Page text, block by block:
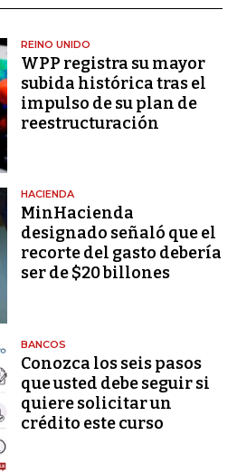
REINO UNIDO
WPP registra su mayor
subida histórica tras el
impulso de su plan de
reestructuración
HACIENDA
MinHacienda
designado señaló que el
recorte del gasto debería
ser de $20 billones
BANCOS
Conozca los seis pasos
que usted debe seguir si
quiere solicitar un
crédito este curso